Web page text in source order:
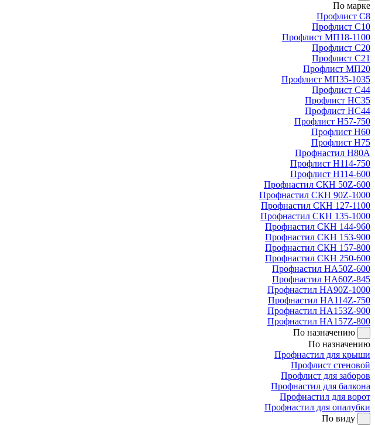
По марке
Профлист С8
Профлист С10
Профлист МП18-1100
Профлист С20
Профлист С21
Профлист МП20
Профлист МП35-1035
Профлист С44
Профлист НС35
Профлист НС44
Профлист Н57-750
Профлист Н60
Профлист Н75
Профнастил Н80А
Профлист Н114-750
Профлист Н114-600
Профнастил СКН 50Z-600
Профнастил СКН 90Z-1000
Профнастил СКН 127-1100
Профнастил СКН 135-1000
Профнастил СКН 144-960
Профнастил СКН 153-900
Профнастил СКН 157-800
Профнастил СКН 250-600
Профнастил НА50Z-600
Профнастил НА60Z-845
Профнастил НА90Z-1000
Профнастил НА114Z-750
Профнастил НА153Z-900
Профнастил НА157Z-800
По назначению
По назначению
Профнастил для крыши
Профлист стеновой
Профлист для заборов
Профнастил для балкона
Профнастил для ворот
Профнастил для опалубки
По виду